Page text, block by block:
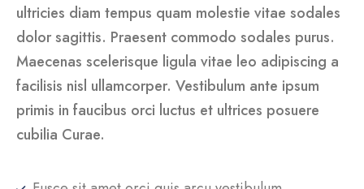
ultricies diam tempus quam molestie vitae sodales
dolor sagittis. Praesent commodo sodales purus.
Maecenas scelerisque ligula vitae leo adipiscing a
facilisis nisl ullamcorper. Vestibulum ante ipsum
primis in faucibus orci luctus et ultrices posuere
cubilia Curae.